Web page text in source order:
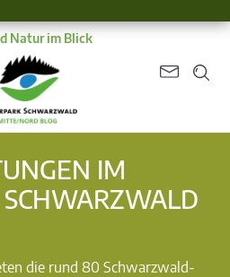
Natur im Blick
IM
die rund 80 Schwarzwald-